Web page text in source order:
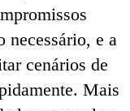
necessário, e a
cenários de
Mais